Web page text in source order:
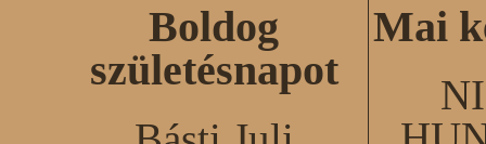
Boldog
születésnapot
Mai